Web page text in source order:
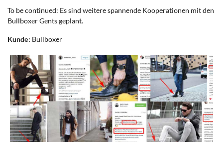
To be continued: Es sind weitere spannende Kooperationen mit den
Bullboxer Gents geplant.
Kunde: Bullboxer